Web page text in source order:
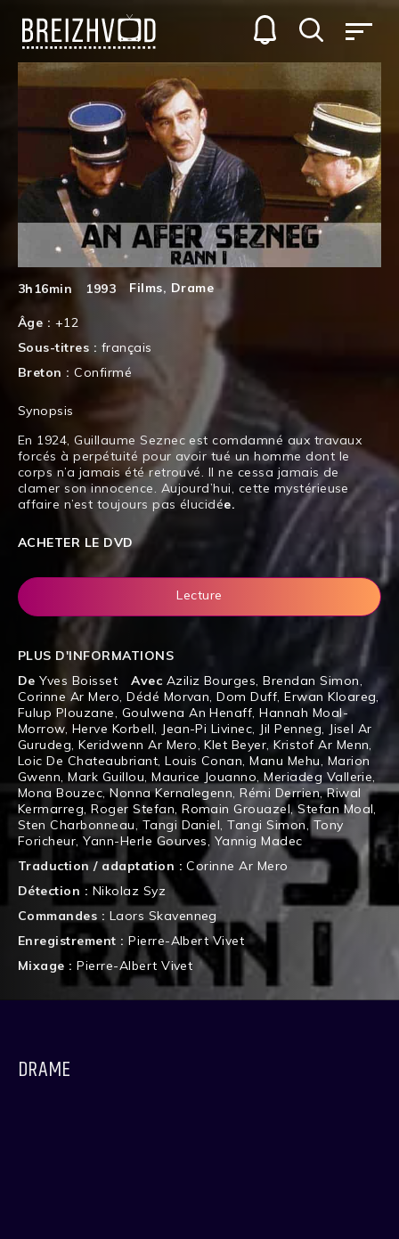
3h16min 1993 Films, Drame
Âge : +12
Sous-titres : français
Breton :Confirmé
Synopsis
En 1924, Guillaume Seznec est comdamné aux travaux
forcés à perpétuité pour avoir tué un homme dont le
corps n’a jamais été retrouvé. Il ne cessa jamais de
clamer son innocence. Aujourd’hui, cette mystérieuse
affaire n’est toujours pas élucidée.
ACHETER LE DVD
Lecture
PLUS D'INFORMATIONS
De Yves Boisset Avec Aziliz Bourges,Brendan Simon,
Corinne Ar Mero,Dédé Morvan,Dom Duff,Erwan Kloareg,
Fulup Plouzane, Goulwena An Henaff,Hannah Moal-
Morrow, Herve Korbell, Jean-Pi Livinec, Jil Penneg, Jisel Ar
Gurudeg,Keridwenn Ar Mero,Klet Beyer,Kristof Ar Menn,
Loic De Chateaubriant,Louis Conan,Manu Mehu, Marion
Gwenn,Mark Guillou,Maurice Jouanno,Meriadeg Vallerie,
Mona Bouzec,Nonna Kernalegenn,Rémi Derrien,Riwal
Kermarreg,Roger Stefan,Romain Grouazel,Stefan Moal,
Sten Charbonneau, Tangi Daniel,Tangi Simon, Tony
Foricheur,Yann-Herle Gourves, Yannig Madec
Traduction / adaptation :Corinne Ar Mero
Détection : Nikolaz Syz
Commandes : Laors Skavenneg
Enregistrement :Pierre-Albert Vivet
Mixage :Pierre-Albert Vivet
DRAME